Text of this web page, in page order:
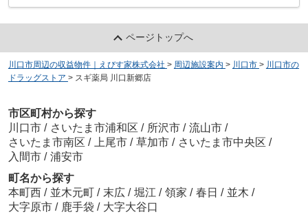
ページトップへ
川口市周辺の収益物件｜えびす家株式会社 > 周辺施設案内 > 川口市 > 川口市の
ドラッグストア > スギ薬局 川口新郷店
市区町村から探す
川口市 / さいたま市浦和区 / 所沢市 / 流山市 /
さいたま市南区 / 上尾市 / 草加市 / さいたま市中央区 /
入間市 / 浦安市
町名から探す
本町西 / 並木元町 / 末広 / 堀江 / 領家 / 春日 / 並木 /
大字原市 / 鹿手袋 / 大字大谷口